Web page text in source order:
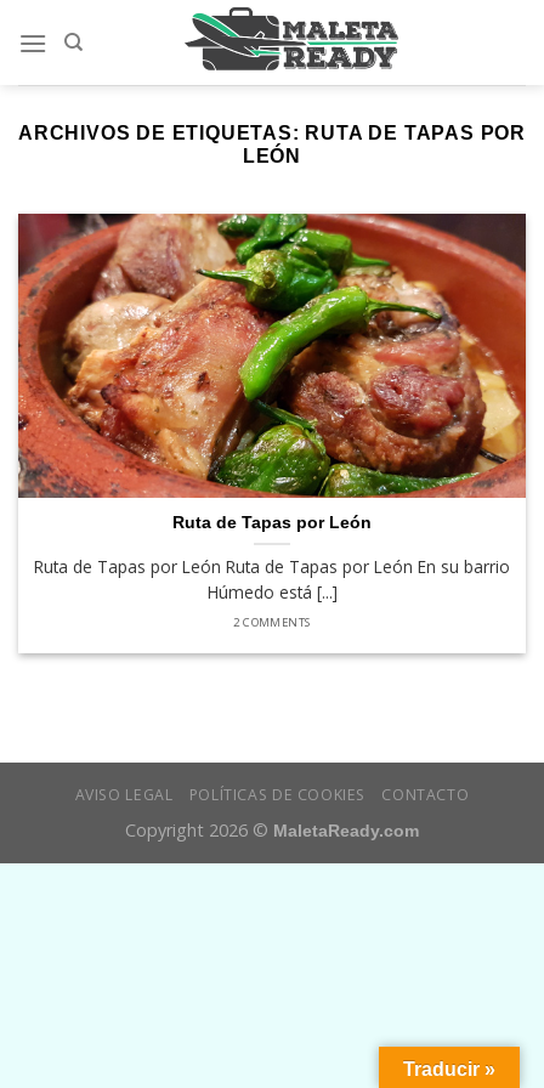
ARCHIVOS DE ETIQUETAS: RUTA DE TAPAS POR
LEÓN
Ruta de Tapas por León
Ruta de Tapas por León Ruta de Tapas por León En su barrio
Húmedo está [...]
2 COMMENTS
AVISO LEGAL POLÍTICAS DE COOKIES CONTACTO
Copyright 2026 © MaletaReady.com
Traducir »